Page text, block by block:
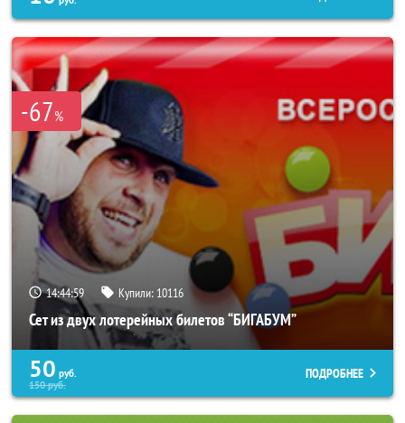
-67%
14:44:56 Купили: 10116
Сет из двух лотерейных билетов “БИГАБУМ”
50 руб.
150руб.
ПОДРОБНЕЕ